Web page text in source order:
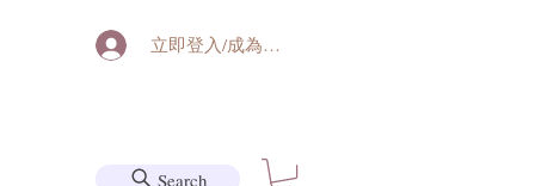
立即登入/成為會員
Search